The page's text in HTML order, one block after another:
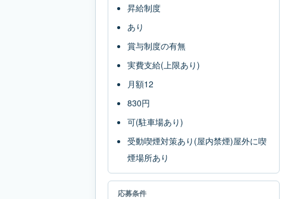
昇給制度
あり
賞与制度の有無
実費支給(上限あり)
月額12
830円
可(駐車場あり)
受動喫煙対策あり(屋内禁煙)屋外に喫
煙場所あり
応募条件